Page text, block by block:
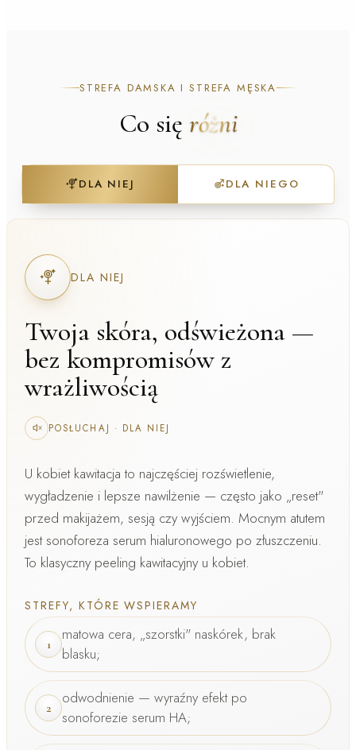
STREFA DAMSKA I STREFA MĘSKA
Co się różni
DLA NIEJ DLA NIEGO
DLA NIEJ
Twoja skóra, odświeżona —
bez kompromisów z
wrażliwością
POSŁUCHAJ · DLA NIEJ
U kobiet kawitacja to najczęściej rozświetlenie,
wygładzenie i lepsze nawilżenie — często jako „reset"
przed makijażem, sesją czy wyjściem. Mocnym atutem
jest sonoforeza serum hialuronowego po złuszczeniu.
To klasyczny peeling kawitacyjny u kobiet.
STREFY, KTÓRE WSPIERAMY
1
matowa cera, „szorstki" naskórek, brak
blasku;
2
odwodnienie — wyraźny efekt po
sonoforezie serum HA;